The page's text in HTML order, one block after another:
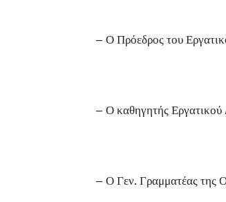
– Ο Πρόεδρος του
– Ο καθηγητής
– Ο Γεν. Γραμματέας της